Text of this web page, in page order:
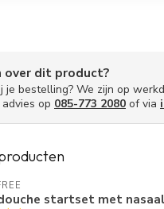
Verkleint de kans op infecties
over dit product?
je bestelling? We zijn op
op 085-773 2080 of via
startset met